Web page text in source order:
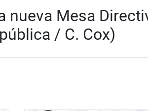
nueva Mesa
/ C. Cox)